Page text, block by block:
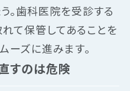
。歯科医院を受診する
て保管してあることを
ーズに進みます。
すのは危険